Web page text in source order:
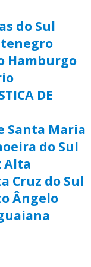
do Sul
Hamburgo
DE
Santa Maria
do Sul
Alta
Cruz do Sul
Ângelo